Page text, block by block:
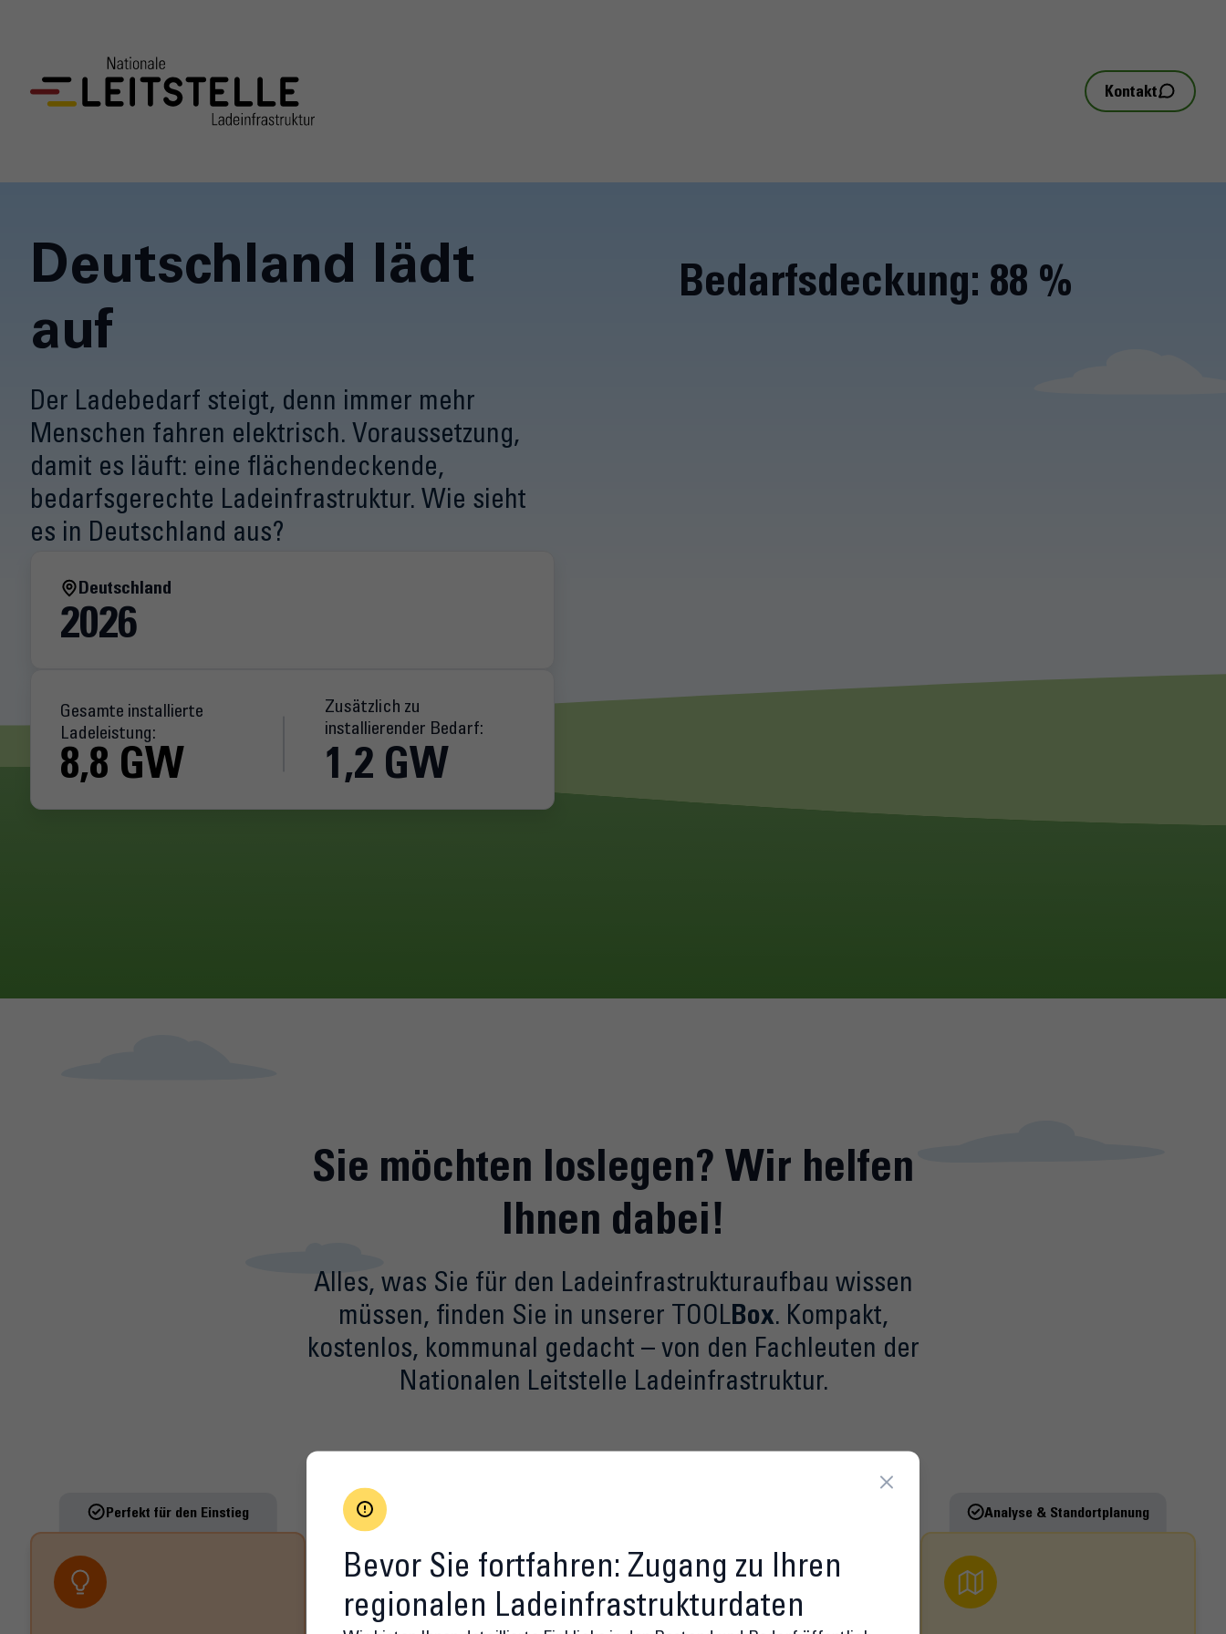
Kontakt
Deutschland lädt
auf
Der Ladebedarf steigt, denn immer mehr
Menschen fahren elektrisch. Voraussetzung,
damit es läuft: eine flächendeckende,
bedarfsgerechte Ladeinfrastruktur. Wie sieht
es in Deutschland aus?
Deutschland
2026
Gesamte installierte
Ladeleistung:
8,8 GW
Zusätzlich zu
installierender Bedarf:
1,2 GW
Bedarfsdeckung: 88 %
Sie möchten loslegen? Wir helfen
Ihnen dabei!
Alles, was Sie für den Ladeinfrastrukturaufbau wissen
müssen, finden Sie in unserer TOOLBox. Kompakt,
kostenlos, kommunal gedacht – von den Fachleuten der
Nationalen Leitstelle Ladeinfrastruktur.
Perfekt für den Einstieg Analyse & Standortplanung
Bevor Sie fortfahren: Zugang zu Ihren
regionalen Ladeinfrastrukturdaten